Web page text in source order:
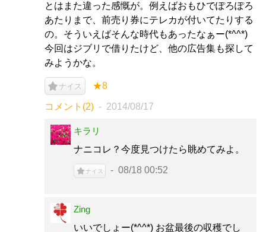
とはまた違った感慨が。例えばおもひでぽろぽろ
あたりまで、前売り券にテレカが付いてたりする
の。そういえばそんな時代もあったなぁー(*^^*)
今回はジブリで借りたけど、他の広告集も探して
みようかな。
ナイス ★8
コメント(2) 2014/08/17
キラリ
ナニコレ？今度見つけたら眺めてみよ。
ナイス 08/18 00:52
Zing
いいでしょー(*^^*) お盆最後の収穫でし